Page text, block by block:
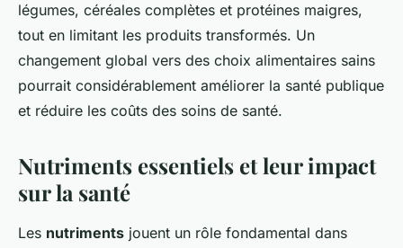
légumes, céréales complètes et protéines maigres,
tout en limitant les produits transformés. Un
changement global vers des choix alimentaires sains
pourrait considérablement améliorer la santé publique
et réduire les coûts des soins de santé.
Nutriments essentiels et leur impact
sur la santé
Les nutriments jouent un rôle fondamental dans